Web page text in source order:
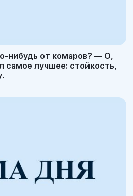
нибудь от комаров? — О,
самое лучшее: стойкость,